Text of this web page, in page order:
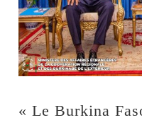
« Le Burkina